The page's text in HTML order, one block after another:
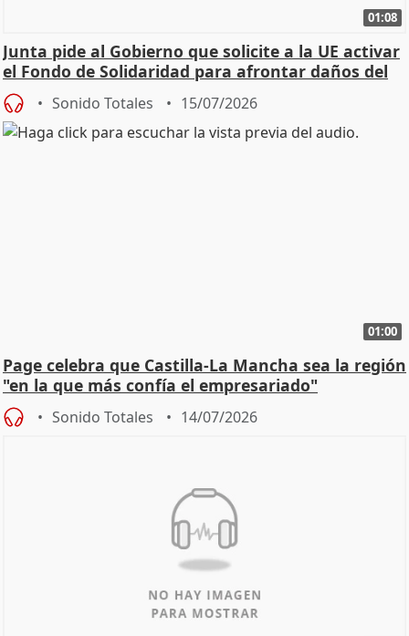
01:08
Junta pide al Gobierno que solicite a la UE activar
el Fondo de Solidaridad para afrontar daños del
Sonido Totales 15/07/2026
01:00
Page celebra que Castilla-La Mancha sea la región
"en la que más confía el empresariado"
Sonido Totales 14/07/2026